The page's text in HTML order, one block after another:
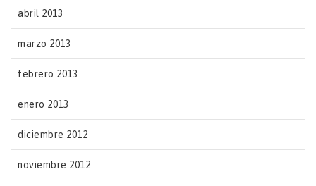
abril 2013
marzo 2013
febrero 2013
enero 2013
diciembre 2012
noviembre 2012